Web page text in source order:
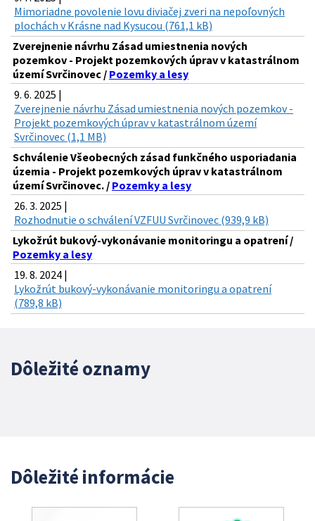
Mimoriadne povolenie lovu diviačej zveri na nepoľovných
plochách v Krásne nad Kysucou (761,1 kB)
Zverejnenie návrhu Zásad umiestnenia nových
pozemkov - Projekt pozemkových úprav v katastrálnom
území Svrčinovec / Pozemky a lesy
9. 6. 2025 |
Zverejnenie návrhu Zásad umiestnenia nových pozemkov -
Projekt pozemkových úprav v katastrálnom území
Svrčinovec (1,1 MB)
Schválenie Všeobecných zásad funkčného usporiadania
územia - Projekt pozemkových úprav v katastrálnom
území Svrčinovec. / Pozemky a lesy
26. 3. 2025 |
Rozhodnutie o schválení VZFUU Svrčinovec (939,9 kB)
Lykožrút bukový-vykonávanie monitoringu a opatrení /
Pozemky a lesy
19. 8. 2024 |
Lykožrút bukový-vykonávanie monitoringu a opatrení
(789,8 kB)
Dôležité oznamy
Dôležité informácie